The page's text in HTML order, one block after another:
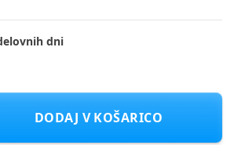
dni
LCG2402664 PRINCESS DISNEY D bela 68
DODAJ V KOŠARICO